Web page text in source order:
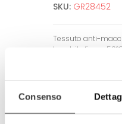
Consenso
SKU: GR28452
Tessuto anti-
Lavabile fino a
Garantito per un
grazie a tecniche